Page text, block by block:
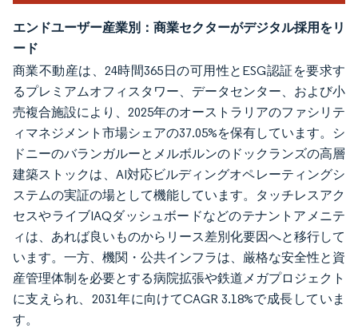
エンドユーザー産業別：商業セクターがデジタル採用をリ
ード
商業不動産は、24時間365日の可用性とESG認証を要求す
るプレミアムオフィスタワー、データセンター、および小
売複合施設により、2025年のオーストラリアのファシリテ
ィマネジメント市場シェアの37.05%を保有しています。シ
ドニーのバランガルーとメルボルンのドックランズの高層
建築ストックは、AI対応ビルディングオペレーティングシ
ステムの実証の場として機能しています。タッチレスアク
セスやライブIAQダッシュボードなどのテナントアメニテ
ィは、あれば良いものからリース差別化要因へと移行して
います。一方、機関・公共インフラは、厳格な安全性と資
産管理体制を必要とする病院拡張や鉄道メガプロジェクト
に支えられ、2031年に向けてCAGR 3.18%で成長していま
す。